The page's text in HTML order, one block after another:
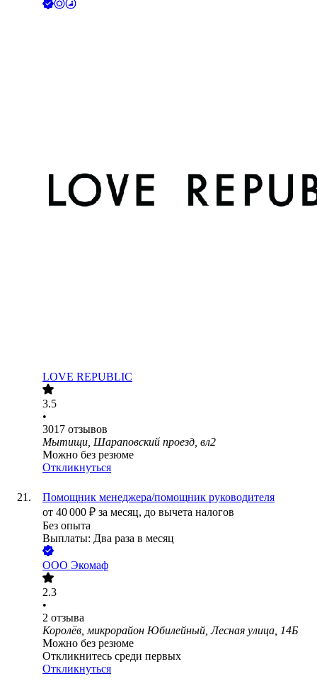
LOVE REPUBLIC
3.5
•
3017 отзывов
Мытищи, Шараповский проезд, вл2
Можно без резюме
Откликнуться
Помощник менеджера/помощник руководителя
от 40 000 ₽ за месяц, до вычета налогов
Без опыта
Выплаты: Два раза в месяц
ООО Экомаф
2.3
•
2 отзыва
Королёв, микрорайон Юбилейный, Лесная улица, 14Б
Можно без резюме
Откликнитесь среди первых
Откликнуться